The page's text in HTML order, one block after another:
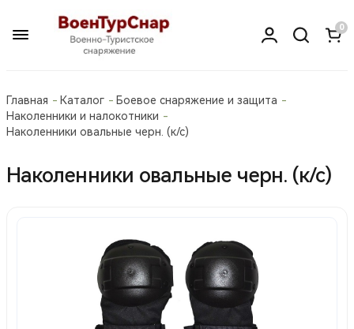
0
Главная Каталог
Боевое снаряжение и защита
Наколенники и налокотники
Наколенники овальные черн. (к/с)
Наколенники овальные черн. (к/с)